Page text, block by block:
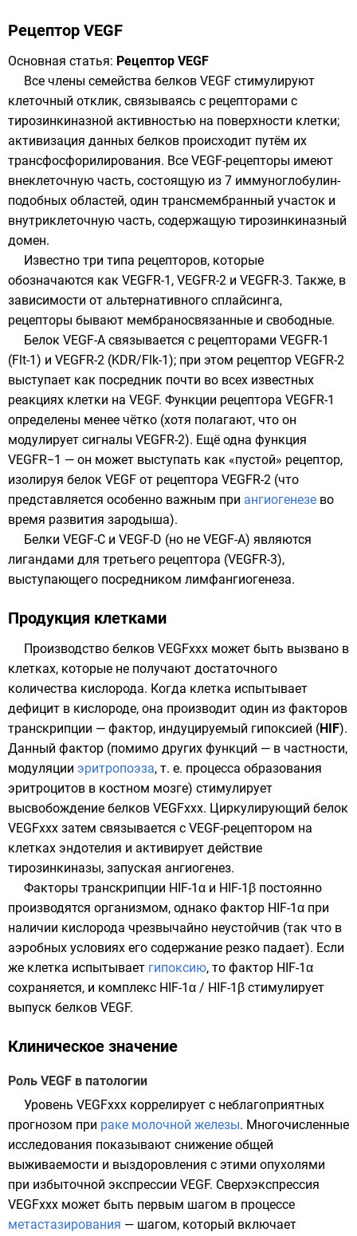
Рецептор VEGF
Основная статья: Рецептор VEGF
Все члены семейства белков VEGF стимулируют
клеточный отклик, связываясь с рецепторами с
тирозинкиназной активностью на поверхности клетки;
активизация данных белков происходит путём их
трансфосфорилирования. Все VEGF-рецепторы имеют
внеклеточную часть, состоящую из 7 иммуноглобулин-
подобных областей, один трансмембранный участок и
внутриклеточную часть, содержащую тирозинкиназный
домен.
Известно три типа рецепторов, которые
обозначаются как VEGFR-1, VEGFR-2 и VEGFR-3. Также, в
зависимости от альтернативного сплайсинга,
рецепторы бывают мембраносвязанные и свободные.
Белок VEGF-A связывается с рецепторами VEGFR-1
(Flt-1) и VEGFR-2 (KDR/Flk-1); при этом рецептор VEGFR-2
выступает как посредник почти во всех известных
реакциях клетки на VEGF. Функции рецептора VEGFR-1
определены менее чётко (хотя полагают, что он
модулирует сигналы VEGFR-2). Ещё одна функция
VEGFR−1 — он может выступать как «пустой» рецептор,
изолируя белок VEGF от рецептора VEGFR-2 (что
представляется особенно важным при ангиогенезе во
время развития зародыша).
Белки VEGF-C и VEGF-D (но не VEGF-A) являются
лигандами для третьего рецептора (VEGFR-3),
выступающего посредником лимфангиогенеза.
Продукция клетками
Производство белков VEGFxxx может быть вызвано в
клетках, которые не получают достаточного
количества кислорода. Когда клетка испытывает
дефицит в кислороде, она производит один из факторов
транскрипции — фактор, индуцируемый гипоксией (HIF).
Данный фактор (помимо других функций — в частности,
модуляции эритропоэза, т. е. процесса образования
эритроцитов в костном мозге) стимулирует
высвобождение белков VEGFxxx. Циркулирующий белок
VEGFxxx затем связывается с VEGF-рецептором на
клетках эндотелия и активирует действие
тирозинкиназы, запуская ангиогенез.
Факторы транскрипции HIF-1α и HIF-1β постоянно
производятся организмом, однако фактор HIF-1α при
наличии кислорода чрезвычайно неустойчив (так что в
аэробных условиях его содержание резко падает). Если
же клетка испытывает гипоксию, то фактор HIF-1α
сохраняется, и комплекс HIF-1α / HIF-1β стимулирует
выпуск белков VEGF.
Клиническое значение
Роль VEGF в патологии
Уровень VEGFxxx коррелирует с неблагоприятных
прогнозом при раке молочной железы. Многочисленные
исследования показывают снижение общей
выживаемости и выздоровления с этими опухолями
при избыточной экспрессии VEGF. Сверхэкспрессия
VEGFxxx может быть первым шагом в процессе
метастазирования — шагом, который включает